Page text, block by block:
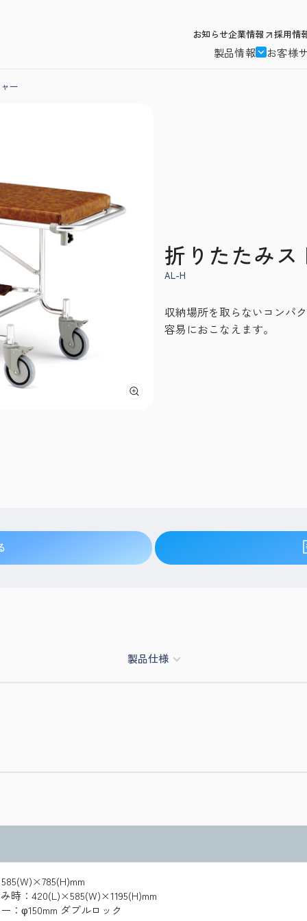
お知らせ企業情報 採用情
製品情報 お客様
ー
折りたたみ
AL-H
収納場所を取らないコンパ
容易におこなえます。
製品仕様
時：420(L)×585(W)×1195(H)mm
：φ150mm ダブルロック